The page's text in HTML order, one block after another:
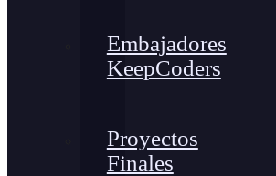
Embajadores
KeepCoders
Proyectos
Finales